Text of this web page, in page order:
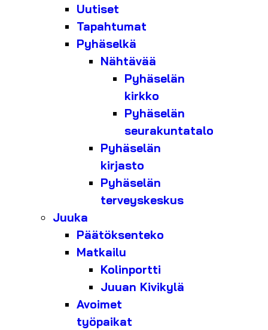
Uutiset
Tapahtumat
Pyhäselkä
Nähtävää
Pyhäselän
kirkko
Pyhäselän
seurakuntatalo
Pyhäselän
kirjasto
Pyhäselän
terveyskeskus
Juuka
Päätöksenteko
Matkailu
Kolinportti
Juuan Kivikylä
Avoimet
työpaikat